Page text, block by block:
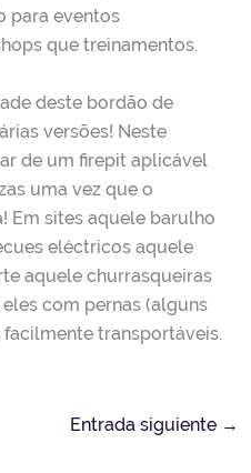
para eventos
que treinamentos.
deste bordão de
versões! Neste
de um firepit aplicável
uma vez que o
Em sites aquele barulho
eléctricos aquele
aquele churrasqueiras
com pernas (alguns
facilmente transportáveis.
Entrada siguiente →